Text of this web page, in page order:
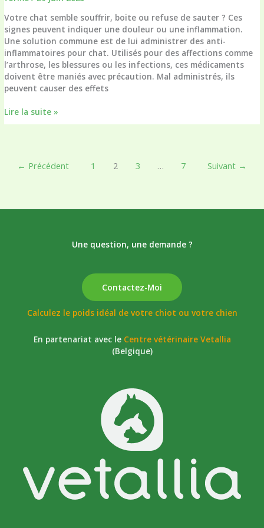
Votre chat semble souffrir, boite ou refuse de sauter ? Ces
signes peuvent indiquer une douleur ou une inflammation.
Une solution commune est de lui administrer des anti-
inflammatoires pour chat. Utilisés pour des affections comme
l’arthrose, les blessures ou les infections, ces médicaments
doivent être maniés avec précaution. Mal administrés, ils
peuvent causer des effets
Les
anti-
quand
Lire la suite »
← Précédent 1 2 3 … 7 Suivant →
Une question, une demande ?
Contactez-Moi
Calculez le poids idéal de votre chiot ou votre chien
En partenariat avec le Centre vétérinaire Vetallia
(Belgique)